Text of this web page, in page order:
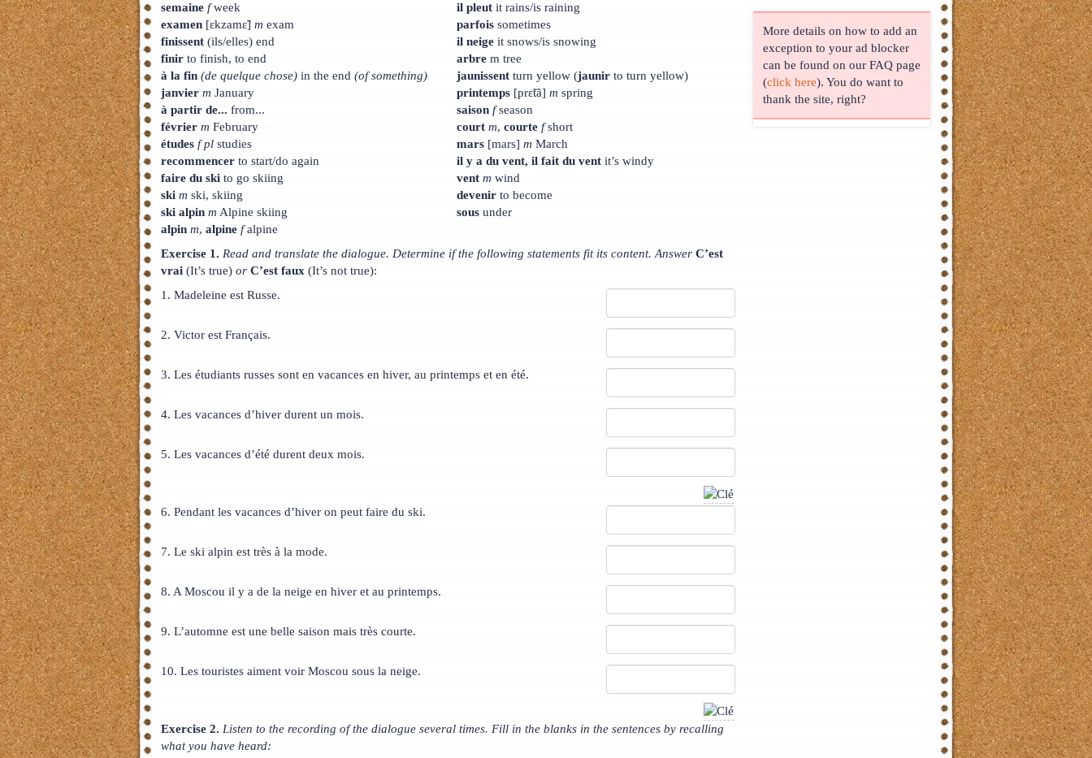
semaine fweek
examen [ɛkzamɛ̃]m exam
finissent (ils/elles) end
finir to finish, to end
à la fin (de quelque chose) in the end(of something)
janvier m January
à partir de... from...
février m February
études f pl studies
recommencer to start/do again
faire du ski to go skiing
ski m ski, skiing
ski alpin m Alpine skiing
alpin m,alpine falpine
il pleut it rains/is raining
parfois sometimes
il neige it snows/is snowing
arbre m tree
jaunissent turn yellow (jaunir to turn yellow)
printemps [prɛ̃tã] m spring
saison fseason
court m, courte fshort
mars [mars] m March
il y a du vent, il fait du vent it’s windy
vent m wind
devenir to become
sous under
Exercise 1. Read and translate the dialogue. Determine if the following statements fit its content. Answer C’est
vrai (It’s true)or C’est faux (It’s not true):
1. Madeleine est Russe.
2. Victor est Français.
3. Les étudiants russes sont en vacances en hiver, au printemps et en été.
4. Les vacances d’hiver durent un mois.
5. Les vacances d’été durent deux mois.
6. Pendant les vacances d’hiver on peut faire du ski.
7. Le ski alpin est très à la mode.
8. A Moscou il y a de la neige en hiver et au printemps.
9. L’automne est une belle saison mais très courte.
10. Les touristes aiment voir Moscou sous la neige.
Exercise 2. Listen to the recording of the dialogue several times. Fill in the blanks in the sentences by recalling
what you have heard:
More details on how to add an
exception to your ad blocker
can be found on our FAQ page
(click here). You do want to
thank the site, right?